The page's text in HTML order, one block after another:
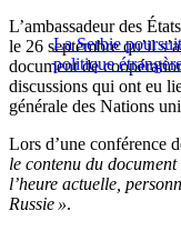
La Serbie
politique
L’ambassadeur des
le 26 septembre qu’il
document de
discussions qui ont eu
générale des Nations
Lors d’une conférence
le contenu du
l’heure actuelle,
Russie ».